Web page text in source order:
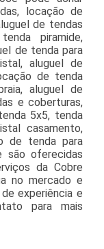
locação de
de tendas
piramide,
de tenda para
aluguel de
de tenda
aluguel de
e coberturas,
5x5, tenda
casamento,
de tenda para
são oferecidas
da Cobre
no mercado e
experiência e
para mais